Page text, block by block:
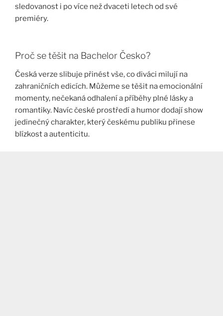
sledovanost i po více než dvaceti letech od své
premiéry.
Proč se těšit na Bachelor Česko?
Česká verze slibuje přinést vše, co diváci milují na
zahraničních edicích. Můžeme se těšit na emocionální
momenty, nečekaná odhalení a příběhy plné lásky a
romantiky. Navíc české prostředí a humor dodají show
jedinečný charakter, který českému publiku přinese
blízkost a autenticitu.